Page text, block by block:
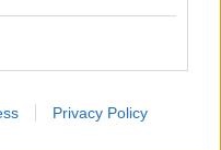
Privacy Policy
Facebook